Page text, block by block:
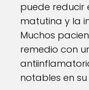
puede reducir
matutina y la
Muchos
remedio con
notables en